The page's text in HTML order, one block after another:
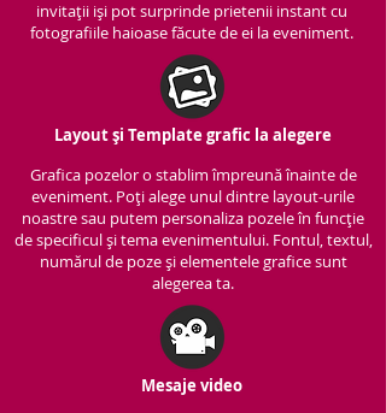
invitații iși pot surprinde prietenii instant cu
fotografiile haioase făcute de ei la eveniment.
Layout și Template grafic la alegere
Grafica pozelor o stablim împreună înainte de
eveniment. Poți alege unul dintre layout-urile
noastre sau putem personaliza pozele în funcție
de specificul și tema evenimentului. Fontul, textul,
numărul de poze și elementele grafice sunt
alegerea ta.
Mesaje video